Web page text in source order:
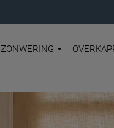
ZONWERING